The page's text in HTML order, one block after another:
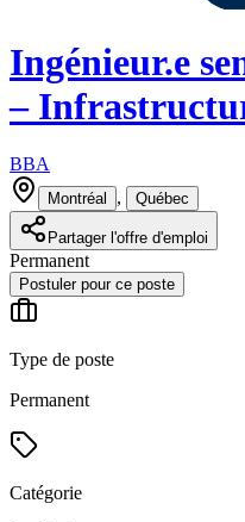
Ingénieur.e
–
BBA
Montréal , Québec
Partager l'offre d'emploi
Permanent
Postuler pour ce poste
Type de poste
Permanent
Catégorie